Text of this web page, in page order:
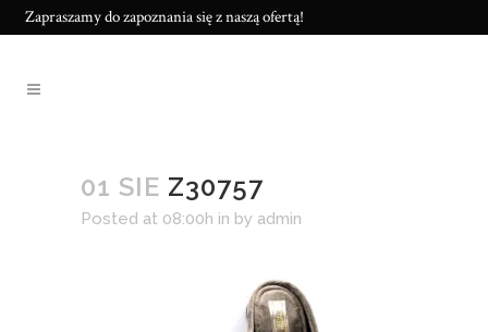
Zapraszamy do zapoznania się z naszą ofertą!
01 SIE Z30757
Posted at 08:00h in by admin